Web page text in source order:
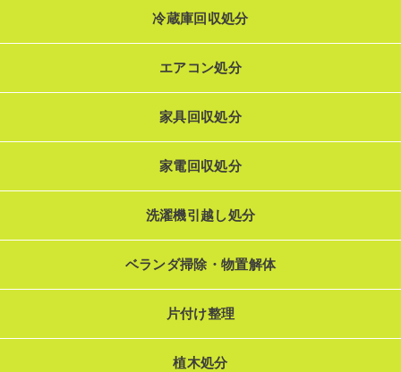
冷蔵庫回収処分
エアコン処分
家具回収処分
家電回収処分
洗濯機引越し処分
ベランダ掃除・物置解体
片付け整理
植木処分